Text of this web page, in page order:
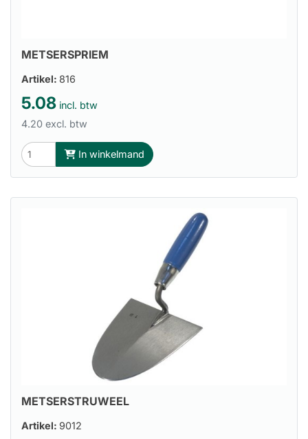
METSERSPRIEM
Artikel: 816
5.08 incl. btw
4.20 excl. btw
In winkelmand
METSERSTRUWEEL
Artikel: 9012